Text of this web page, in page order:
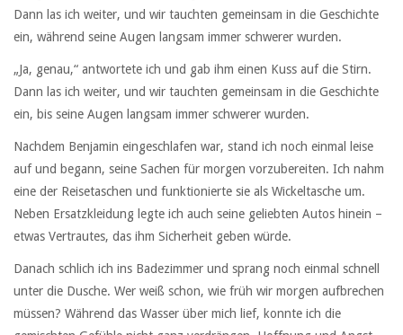
Dann las ich weiter, und wir tauchten gemeinsam in die Geschichte
ein, während seine Augen langsam immer schwerer wurden.
„Ja, genau,“ antwortete ich und gab ihm einen Kuss auf die Stirn.
Dann las ich weiter, und wir tauchten gemeinsam in die Geschichte
ein, bis seine Augen langsam immer schwerer wurden.
Nachdem Benjamin eingeschlafen war, stand ich noch einmal leise
auf und begann, seine Sachen für morgen vorzubereiten. Ich nahm
eine der Reisetaschen und funktionierte sie als Wickeltasche um.
Neben Ersatzkleidung legte ich auch seine geliebten Autos hinein –
etwas Vertrautes, das ihm Sicherheit geben würde.
Danach schlich ich ins Badezimmer und sprang noch einmal schnell
unter die Dusche. Wer weiß schon, wie früh wir morgen aufbrechen
müssen? Während das Wasser über mich lief, konnte ich die